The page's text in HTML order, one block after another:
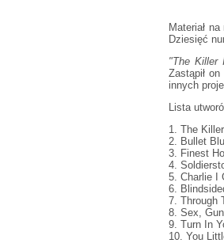
Materiał
Dziesięć
"The Killer
Zastąpił
innych
Lista
1. The
2. Bullet
3. Finest
4.
5. Charlie I
6.
7. Through
8. Sex,
9. Turn In
10. You